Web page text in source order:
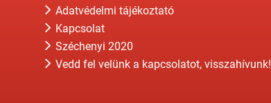
Adatvédelmi tájékoztató
Kapcsolat
Széchenyi 2020
Vedd fel velünk a kapcsolatot, visszahívunk!